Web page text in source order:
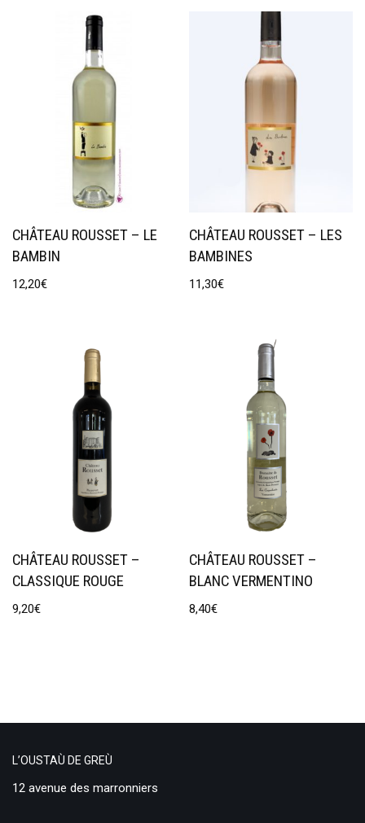
CHÂTEAU ROUSSET – LE
BAMBIN
12,20€
CHÂTEAU ROUSSET – LES
BAMBINES
11,30€
CHÂTEAU ROUSSET –
CLASSIQUE ROUGE
9,20€
CHÂTEAU ROUSSET –
BLANC VERMENTINO
8,40€
L’OUSTAÙ DE GREÙ
12 avenue des marronniers